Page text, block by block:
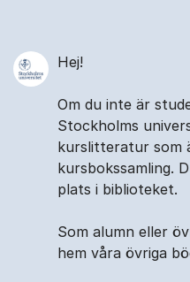
Hej!
Om du inte är
Stockholms
kurslitteratur som
kursbokssamling.
plats i biblioteket.
Som alumn eller
hem våra övriga